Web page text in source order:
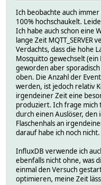
Ich beobachte auch immer
100% hochschaukelt.
Ich habe auch schon eine
lange Zeit
Verdachts, dass die hohe
Mosquitto gewechselt (ein
geworden aber
oben. Die Anzahl der
werden, ist jedoch relativ
irgendeiner Zeit eine
produziert. Ich frage
durch einen Auslöser, den
Flaschenhals an
darauf habe ich noch nicht.
InfluxDB verwende ich
ebenfalls nicht ohne, was
einmal den Versuch
optimieren, meine Zeit